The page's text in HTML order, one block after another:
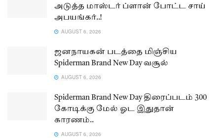
அடுத்த மாஸ்டர் ப்ளான் போட்ட சாய்
அபயங்கர்..!
AUGUST 6, 2026
ஜனநாயகன் படத்தை மிஞ்சிய
Spiderman Brand New Day வசூல்
AUGUST 6, 2026
Spiderman Brand New Day திரைப்படம் 300
கோடிக்கு மேல் ஓட இதுதான்
காரணம்..
AUGUST 6, 2026